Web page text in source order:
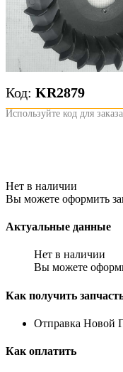
Код: KR2879
Используйте код для
Нет в наличии
Вы можете оформить
Актуальные данные
Нет в наличии
Вы можете
Как получить
Отправка Новой
Как оплатить